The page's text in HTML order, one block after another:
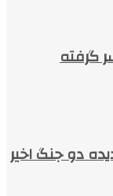
گرفته
دو جنگ اخیر